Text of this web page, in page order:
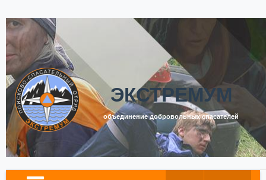
ЭКСТРЕМУМ
объединение добровольных спасателей